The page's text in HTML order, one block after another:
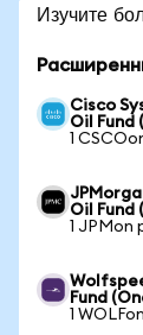
Изучите
Cisco
Oil Fund
1
Oil Fund
1 JPMon
Fund
1